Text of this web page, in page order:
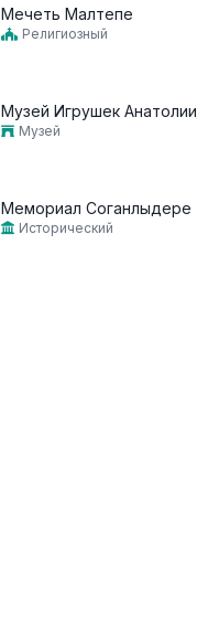
Мечеть Малтепе
Религиозный
Музей Игрушек Анатолии
Музей
Мемориал Соганлыдере
Исторический